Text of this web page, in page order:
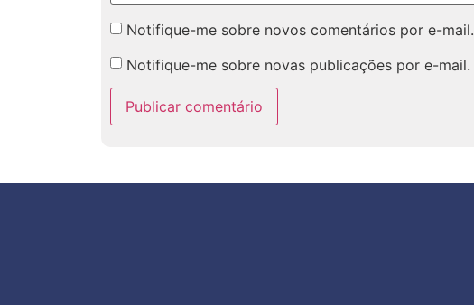
Notifique-me sobre novos comentários por e-mail.
Notifique-me sobre novas publicações por e-mail.